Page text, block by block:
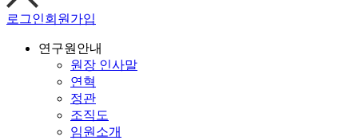
로그인회원가입
연구원안내
원장 인사말
연혁
정관
조직도
임원소개